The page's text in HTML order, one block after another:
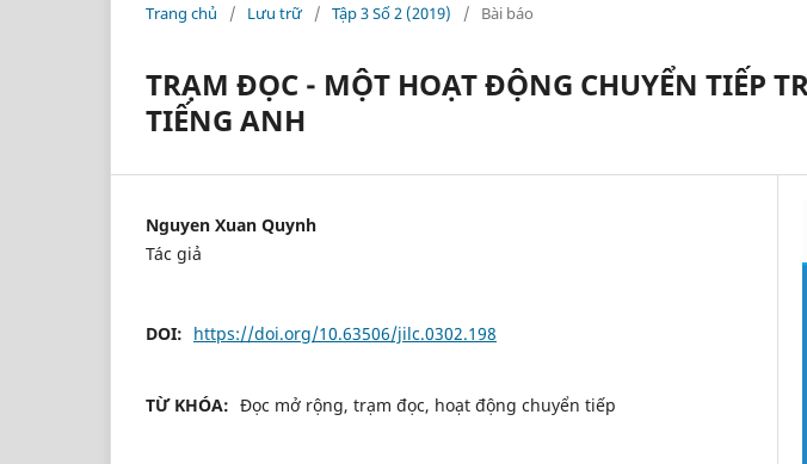
Trang chủ / Lưu trữ / Tập 3 Số 2 (2019) / Bài báo
TRẠM ĐỌC - MỘT HOẠT ĐỘNG CHUYỂN TIẾP
TIẾNG ANH
Nguyen Xuan Quynh
Tác giả
DOI: https://doi.org/10.63506/jilc.0302.198
TỪ KHÓA: Đọc mở rộng, trạm đọc, hoạt động chuyển tiếp